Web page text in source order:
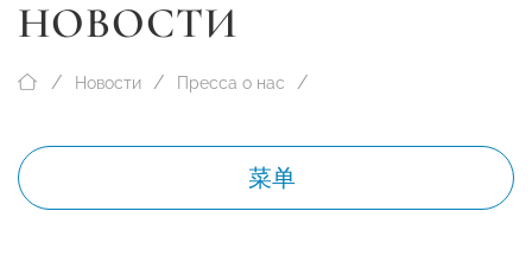
НОВОСТИ
Новости Пресса о нас
菜单